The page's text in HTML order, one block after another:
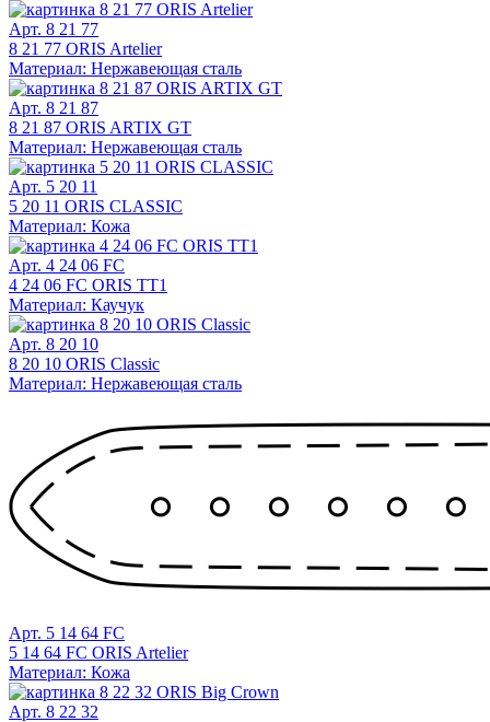
Арт. 8 21 77
8 21 77 ORIS Artelier
Материал: Нержавеющая сталь
Арт. 8 21 87
8 21 87 ORIS ARTIX GT
Материал: Нержавеющая сталь
Арт. 5 20 11
5 20 11 ORIS CLASSIC
Материал: Кожа
Арт. 4 24 06 FC
4 24 06 FC ORIS TT1
Материал: Каучук
Арт. 8 20 10
8 20 10 ORIS Classic
Материал: Нержавеющая сталь
Арт. 5 14 64 FC
5 14 64 FC ORIS Artelier
Материал: Кожа
Арт. 8 22 32